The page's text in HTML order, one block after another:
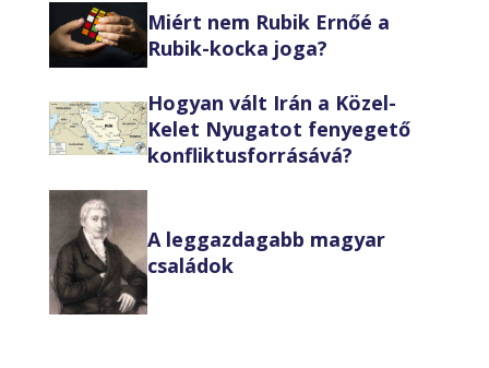
Miért nem Rubik Ernőé a
Rubik-kocka joga?
Hogyan vált Irán a Közel-
Kelet Nyugatot fenyegető
konfliktusforrásává?
A leggazdagabb magyar
családok